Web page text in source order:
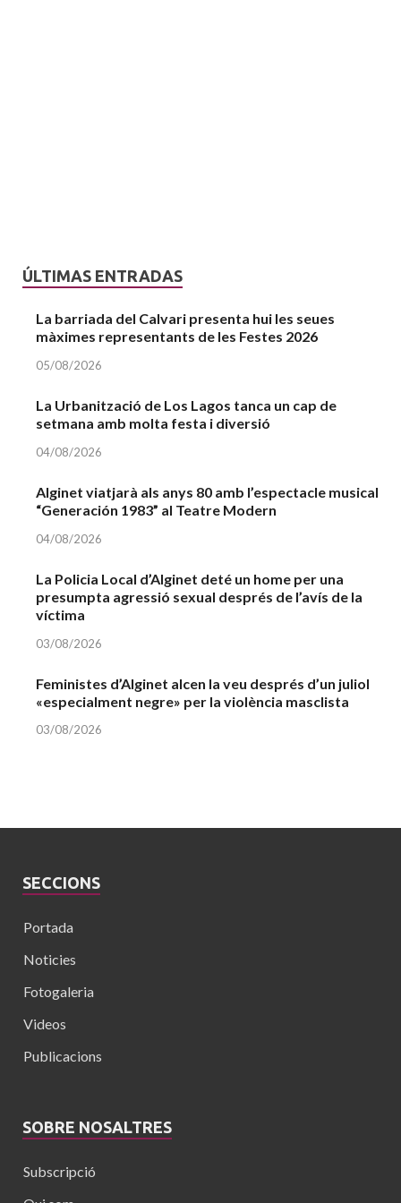
ÚLTIMAS ENTRADAS
La barriada del Calvari presenta hui les seues
màximes representants de les Festes 2026
05/08/2026
La Urbanització de Los Lagos tanca un cap de
setmana amb molta festa i diversió
04/08/2026
Alginet viatjarà als anys 80 amb l’espectacle musical
“Generación 1983” al Teatre Modern
04/08/2026
La Policia Local d’Alginet deté un home per una
presumpta agressió sexual després de l’avís de la
víctima
03/08/2026
Feministes d’Alginet alcen la veu després d’un juliol
«especialment negre» per la violència masclista
03/08/2026
SECCIONS
Portada
Noticies
Fotogaleria
Videos
Publicacions
SOBRE NOSALTRES
Subscripció